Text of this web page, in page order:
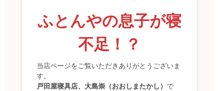
ふとんやの息子が寝
不足！？
当店ページをご覧いただきありがとうございま
す。
戸田屋寝具店、大島崇（おおしまたかし） で